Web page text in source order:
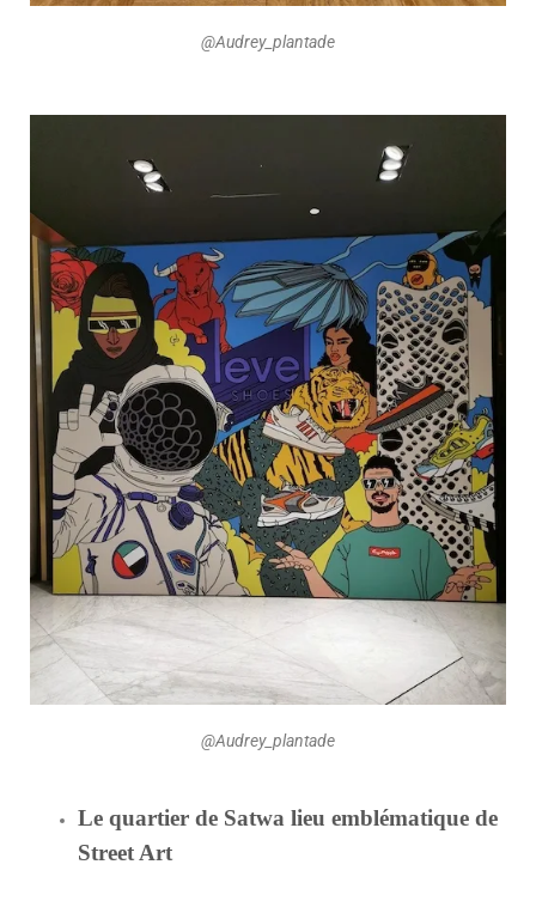
@Audrey_plantade
@Audrey_plantade
Le quartier de Satwa lieu emblématique de
Street Art